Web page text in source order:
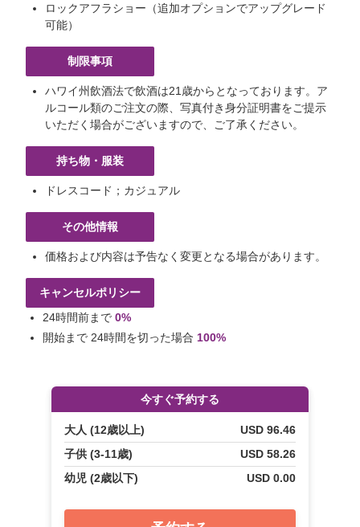
ロックアフラショー（追加オプションでアップグレード
可能）
制限事項
ハワイ州飲酒法で飲酒は21歳からとなっております。ア
ルコール類のご注文の際、写真付き身分証明書をご提示
いただく場合がございますので、ご了承ください。
持ち物・服装
ドレスコード；カジュアル
その他情報
価格および内容は予告なく変更となる場合があります。
キャンセルポリシー
24時間前まで 0%
開始まで 24時間を切った場合 100%
今すぐ予約する
大人 (12歳以上)
USD 96.46
子供 (3-11歳)
USD 58.26
幼児 (2歳以下)
USD 0.00